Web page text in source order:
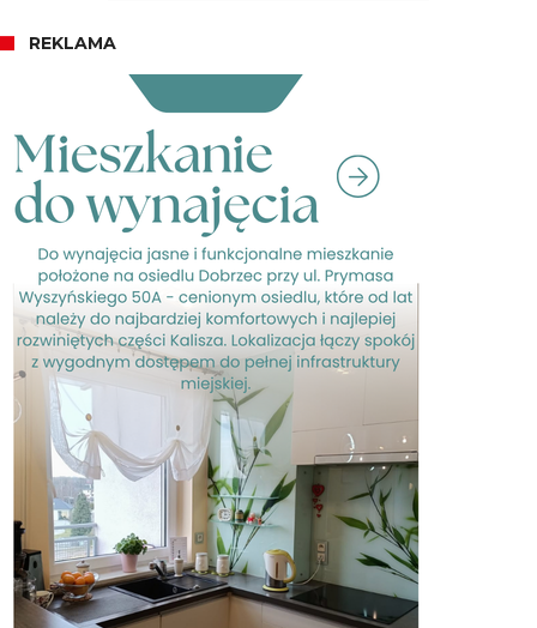
REKLAMA